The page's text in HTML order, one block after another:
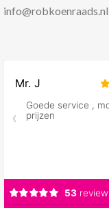
info@robkoenraads.nl